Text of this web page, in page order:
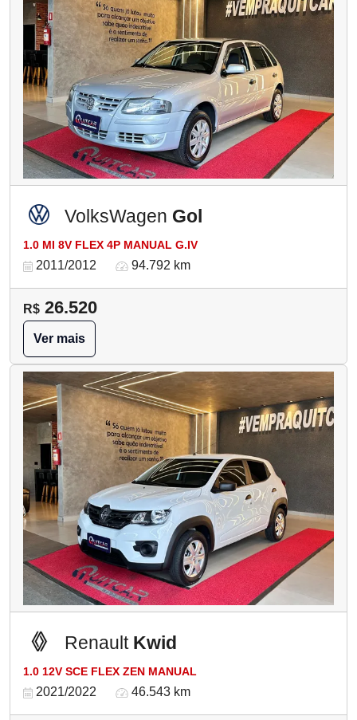
VolksWagen Gol
1.0 MI 8V FLEX 4P MANUAL G.IV
2011/2012 94.792 km
R$ 26.520
Ver mais
Renault Kwid
1.0 12V SCE FLEX ZEN MANUAL
2021/2022 46.543 km